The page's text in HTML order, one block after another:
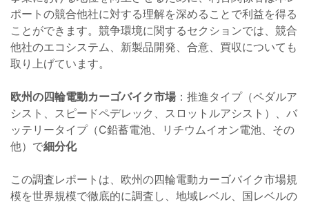
ポートの競合他社に対する理解を深めることで利益を得る
ことができます。競争環境に関するセクションでは、競合
他社のエコシステム、新製品開発、合意、買収についても
取り上げています。
欧州の四輪電動カーゴバイク市場：推進タイプ（ペダルア
シスト、スピードペデレック、スロットルアシスト）、バ
ッテリータイプ（C鉛蓄電池、リチウムイオン電池、その
他）で細分化
この調査レポートは、欧州の四輪電動カーゴバイク市場規
模を世界規模で徹底的に調査し、地域レベル、国レベルの